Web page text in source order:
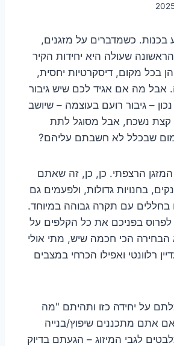
בכנות. כשמדברים על מזגנים,
שעולה היא יחידות הקיר
בכל מקום, דיסקרטיות יחסית,
אבל מה אם אגיד לכם שיש גיבור
– גיבור רועם בעוצמה – שיושב
קצת נשכח, אבל מסוגל לתת
שבכלל לא חשבתם עליהם?
הרצפתי. כן, כן, זה שאתם
בחנויות גדולות, ולפעמים גם
בחללים עם תקרה גבוהה במיוחד.
בפניכם את כל הקלפים על
הבחירה הכי חכמה שיש, מתי אולי
רלוונטי ואפילו הכרחי במצבים
על יחידה כזו ותהיתם "מה
אתם מתכננים שיפוץ/בנייה
לגבי המיזוג – הגעתם בדיוק